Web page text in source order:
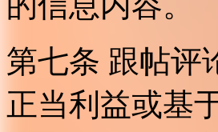
第七条 跟帖评
正当利益或基